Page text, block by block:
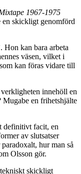
1967-1975
skickligt genomförd
Hon kan bara arbeta
väsen, vilket i
kan föras vidare till
innehöll en
Mugabe en frihetshjälte
definitivt facit, en
av slutsatser
hur man så
Olsson gör.
skickligt